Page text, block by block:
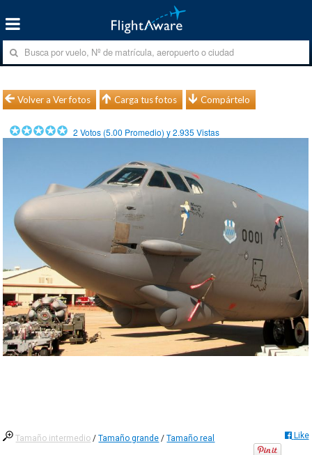
Volver a Ver fotos Carga tus fotos Compártelo
2 Votos (5.00 Promedio) y2.935 Vistas
Tamaño intermedio /Tamaño grande /Tamaño real Like